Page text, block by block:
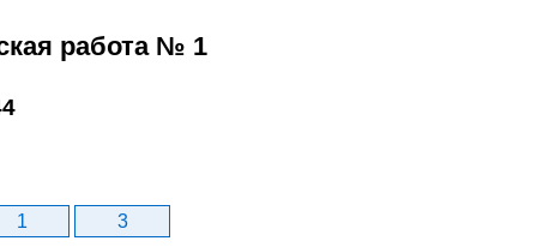
работа № 1
1 3